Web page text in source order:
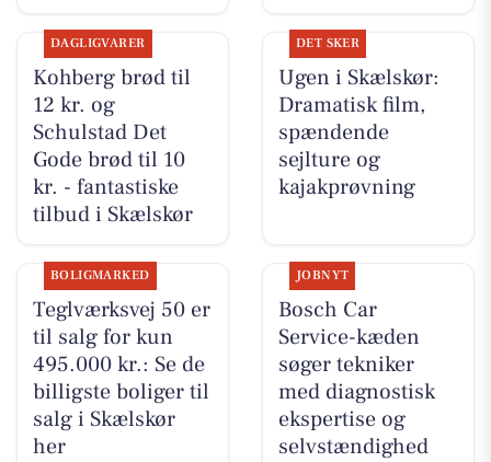
DAGLIGVARER
Kohberg brød til
12 kr. og
Schulstad Det
Gode brød til 10
kr. - fantastiske
tilbud i Skælskør
DET SKER
Ugen i Skælskør:
Dramatisk film,
spændende
sejlture og
kajakprøvning
BOLIGMARKED
Teglværksvej 50 er
til salg for kun
495.000 kr.: Se de
billigste boliger til
salg i Skælskør
her
JOBNYT
Bosch Car
Service-kæden
søger tekniker
med diagnostisk
ekspertise og
selvstændighed